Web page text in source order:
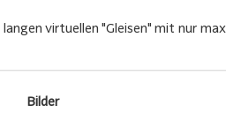
virtuellen "Gleisen" mit nur
Bilder